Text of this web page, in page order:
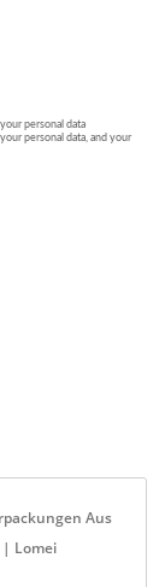
Aus
| Lomei